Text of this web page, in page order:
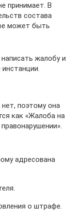
принимает. В
состава
может быть
жалобу и
поэтому она
как «Жалоба на
адресована
о штрафе.